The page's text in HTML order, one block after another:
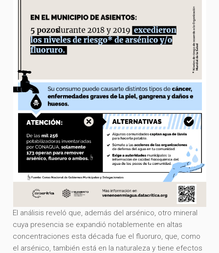
El análisis reveló que, además del arsénico, otro mineral
cuya presencia se expandió notablemente en altas
concentraciones esta década fue el fluoruro, que, como
el arsénico, también está en la naturaleza y tiene efectos